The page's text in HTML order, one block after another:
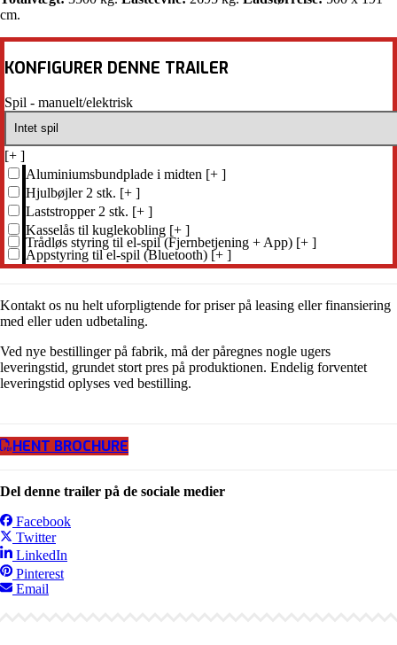
cm.
KONFIGURER DENNE TRAILER
Spil - manuelt/elektrisk
[+ ]
Aluminiumsbundplade i midten [+ ]
Hjulbøjler 2 stk. [+ ]
Laststropper 2 stk. [+ ]
Kasselås til kuglekobling [+ ]
Trådløs styring til el-spil (Fjernbetjening + App) [+ ]
Appstyring til el-spil (Bluetooth) [+ ]
Kontakt os nu helt uforpligtende for priser på leasing eller finansiering
med eller uden udbetaling.
Ved nye bestillinger på fabrik, må der påregnes nogle ugers
leveringstid, grundet stort pres på produktionen. Endelig forventet
leveringstid oplyses ved bestilling.
HENT BROCHURE
Del denne trailer på de sociale medier
Facebook
Twitter
LinkedIn
Pinterest
Email